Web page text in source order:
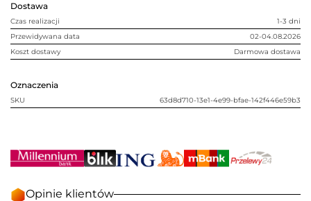
Dostawa
Czas realizacji
1-3 dni
Przewidywana data
02-04.08.2026
Koszt dostawy
Darmowa dostawa
Oznaczenia
SKU 63d8d710-13e1-4e99-bfae-142f446e59b3
mm!
Opinie klientów